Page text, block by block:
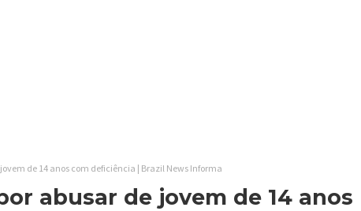
jovem de 14 anos com deficiência | Brazil News Informa
abusar de jovem de 14 anos